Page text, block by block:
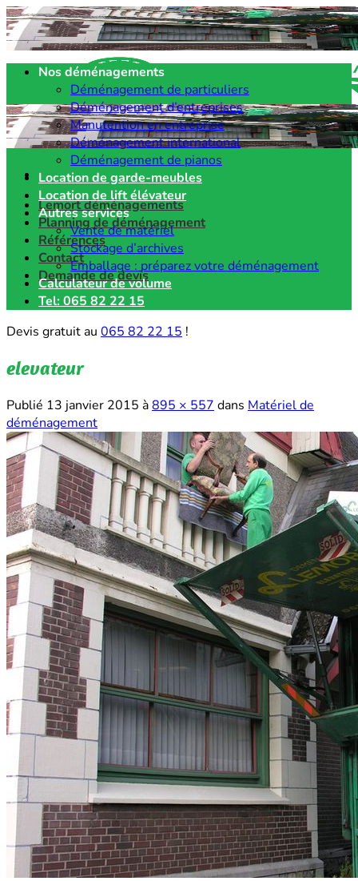
Passer
au
contenu
Lemort déménagements
Planning de déménagement
Références
Contact
Demande de devis
Nos déménagements
Déménagement de particuliers
Déménagement d’entreprises
Manutention en entreprise
Déménagement international
Déménagement de pianos
Location de garde-meubles
Location de lift élévateur
Autres services
Vente de matériel
Stockage d’archives
Emballage : préparez votre déménagement
Calculateur de volume
Tel: 065 82 22 15
Devis gratuit au 065 82 22 15 !
elevateur
Publié 13 janvier 2015 à895 × 557 dans Matériel de
déménagement